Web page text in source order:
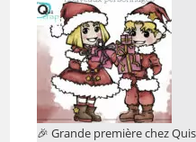
🎉 Grande première chez